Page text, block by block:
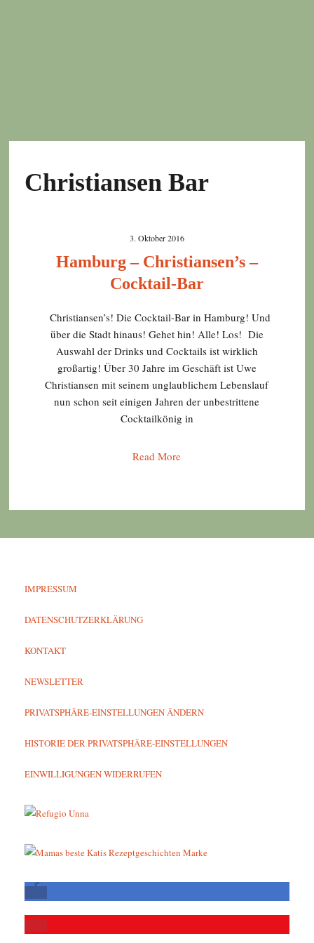
Christiansen Bar
3. Oktober 2016
Hamburg – Christiansen’s –
Cocktail-Bar
Christiansen’s! Die Cocktail-Bar in Hamburg! Und
über die Stadt hinaus! Gehet hin! Alle! Los! Die
Auswahl der Drinks und Cocktails ist wirklich
großartig! Über 30 Jahre im Geschäft ist Uwe
Christiansen mit seinem unglaublichem Lebenslauf
nun schon seit einigen Jahren der unbestrittene
Cocktailkönig in
Read More
IMPRESSUM
DATENSCHUTZERKLÄRUNG
KONTAKT
NEWSLETTER
PRIVATSPHÄRE-EINSTELLUNGEN ÄNDERN
HISTORIE DER PRIVATSPHÄRE-EINSTELLUNGEN
EINWILLIGUNGEN WIDERRUFEN